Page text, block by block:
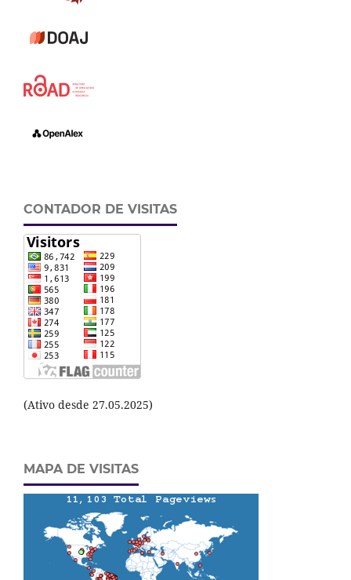
CONTADOR DE VISITAS
(Ativo desde 27.05.2025)
MAPA DE VISITAS